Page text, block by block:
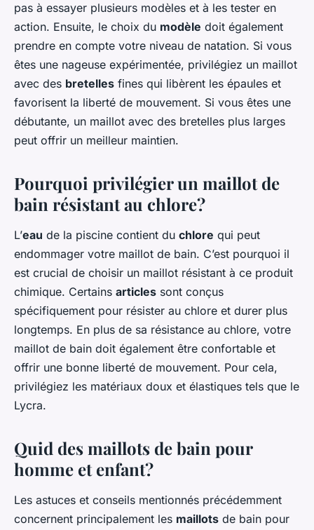
pas à essayer plusieurs modèles et à les tester en
action. Ensuite, le choix du modèle doit également
prendre en compte votre niveau de natation. Si vous
êtes une nageuse expérimentée, privilégiez un maillot
avec des bretelles fines qui libèrent les épaules et
favorisent la liberté de mouvement. Si vous êtes une
débutante, un maillot avec des bretelles plus larges
peut offrir un meilleur maintien.
Pourquoi privilégier un maillot de
bain résistant au chlore?
L’eau de la piscine contient du chlore qui peut
endommager votre maillot de bain. C’est pourquoi il
est crucial de choisir un maillot résistant à ce produit
chimique. Certains articles sont conçus
spécifiquement pour résister au chlore et durer plus
longtemps. En plus de sa résistance au chlore, votre
maillot de bain doit également être confortable et
offrir une bonne liberté de mouvement. Pour cela,
privilégiez les matériaux doux et élastiques tels que le
Lycra.
Quid des maillots de bain pour
homme et enfant?
Les astuces et conseils mentionnés précédemment
concernent principalement les maillots de bain pour